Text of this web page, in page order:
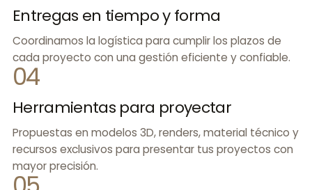
Entregas en tiempo y forma
Coordinamos la logística para cumplir los plazos de
cada proyecto con una gestión eficiente y confiable.
04
Herramientas para proyectar
Propuestas en modelos 3D, renders, material técnico y
recursos exclusivos para presentar tus proyectos con
mayor precisión.